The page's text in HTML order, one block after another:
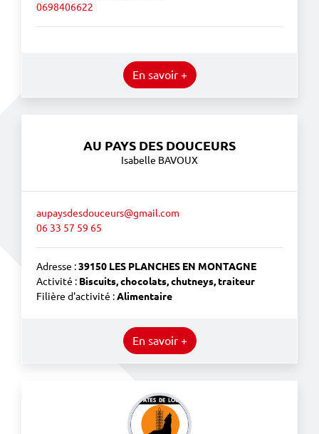
0698406622
En savoir +
AU PAYS DES DOUCEURS
Isabelle BAVOUX
aupaysdesdouceurs@gmail.com
06 33 57 59 65
Adresse :39150 LES PLANCHES EN MONTAGNE
Activité : Biscuits, chocolats, chutneys, traiteur
Filière d'activité :Alimentaire
En savoir +